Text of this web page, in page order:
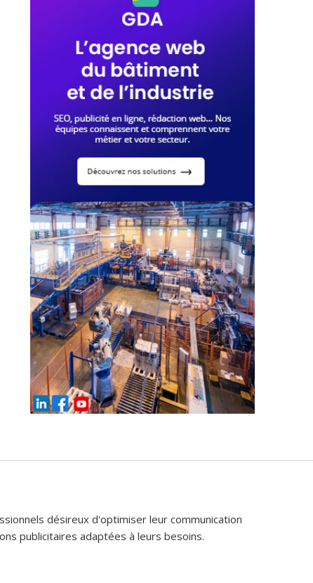
désireux d'optimiser leur communication
publicitaires adaptées à leurs besoins.